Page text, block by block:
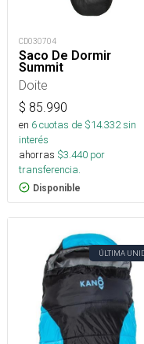
CD030704
Saco De Dormir
Summit
Doite
$ 85.990
en 6cuotas de $14.332sin
interés
ahorras $3.440 por
transferencia.
Disponible
ÚLTIMA